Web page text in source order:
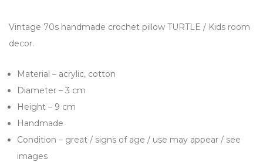
Vintage 70s handmade crochet pillow TURTLE / Kids room
decor.
Material – acrylic, cotton
Diameter – 3 cm
Height – 9 cm
Handmade
Condition – great / signs of age / use may appear / see
images